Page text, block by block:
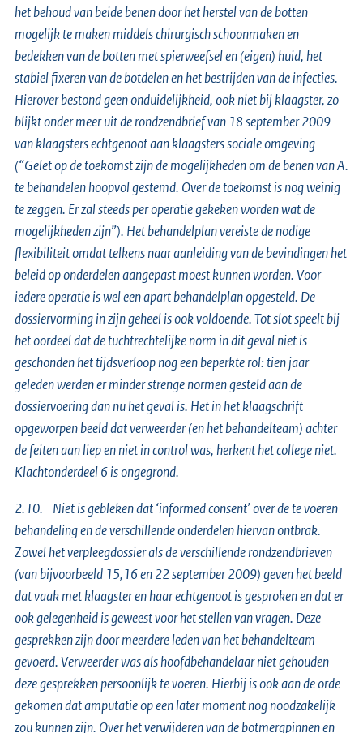
het behoud van beide benen door het herstel van de botten
mogelijk te maken middels chirurgisch schoonmaken en
bedekken van de botten met spierweefsel en (eigen) huid, het
stabiel fixeren van de botdelen en het bestrijden van de infecties.
Hierover bestond geen onduidelijkheid, ook niet bij klaagster, zo
blijkt onder meer uit de rondzendbrief van 18 september 2009
van klaagsters echtgenoot aan klaagsters sociale omgeving
(“Gelet op de toekomst zijn de mogelijkheden om de benen van A.
te behandelen hoopvol gestemd. Over de toekomst is nog weinig
te zeggen. Er zal steeds per operatie gekeken worden wat de
mogelijkheden zijn”). Het behandelplan vereiste de nodige
flexibiliteit omdat telkens naar aanleiding van de bevindingen het
beleid op onderdelen aangepast moest kunnen worden. Voor
iedere operatie is wel een apart behandelplan opgesteld. De
dossiervorming in zijn geheel is ook voldoende. Tot slot speelt bij
het oordeel dat de tuchtrechtelijke norm in dit geval niet is
geschonden het tijdsverloop nog een beperkte rol: tien jaar
geleden werden er minder strenge normen gesteld aan de
dossiervoering dan nu het geval is. Het in het klaagschrift
opgeworpen beeld dat verweerder (en het behandelteam) achter
de feiten aan liep en niet in control was, herkent het college niet.
Klachtonderdeel 6 is ongegrond.
2.10. Niet is gebleken dat ‘informed consent’ over de te voeren
behandeling en de verschillende onderdelen hiervan ontbrak.
Zowel het verpleegdossier als de verschillende rondzendbrieven
(van bijvoorbeeld 15,16 en 22 september 2009) geven het beeld
dat vaak met klaagster en haar echtgenoot is gesproken en dat er
ook gelegenheid is geweest voor het stellen van vragen. Deze
gesprekken zijn door meerdere leden van het behandelteam
gevoerd. Verweerder was als hoofdbehandelaar niet gehouden
deze gesprekken persoonlijk te voeren. Hierbij is ook aan de orde
gekomen dat amputatie op een later moment nog noodzakelijk
zou kunnen zijn. Over het verwijderen van de botmergpinnen en